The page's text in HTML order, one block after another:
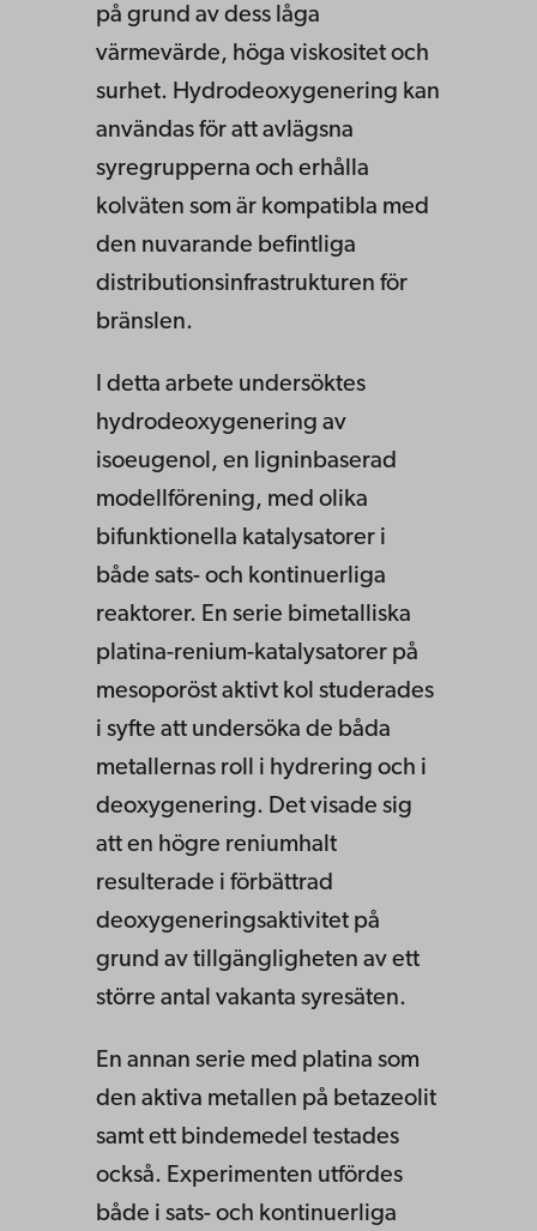
på grund av dess låga
värmevärde, höga viskositet och
surhet. Hydrodeoxygenering kan
användas för att avlägsna
syregrupperna och erhålla
kolväten som är kompatibla med
den nuvarande befintliga
distributionsinfrastrukturen för
bränslen.
I detta arbete undersöktes
hydrodeoxygenering av
isoeugenol, en ligninbaserad
modellförening, med olika
bifunktionella katalysatorer i
både sats- och kontinuerliga
reaktorer. En serie bimetalliska
platina-renium-katalysatorer på
mesoporöst aktivt kol studerades
i syfte att undersöka de båda
metallernas roll i hydrering och i
deoxygenering. Det visade sig
att en högre reniumhalt
resulterade i förbättrad
deoxygeneringsaktivitet på
grund av tillgängligheten av ett
större antal vakanta syresäten.
En annan serie med platina som
den aktiva metallen på betazeolit
samt ett bindemedel testades
också. Experimenten utfördes
både i sats- och kontinuerliga